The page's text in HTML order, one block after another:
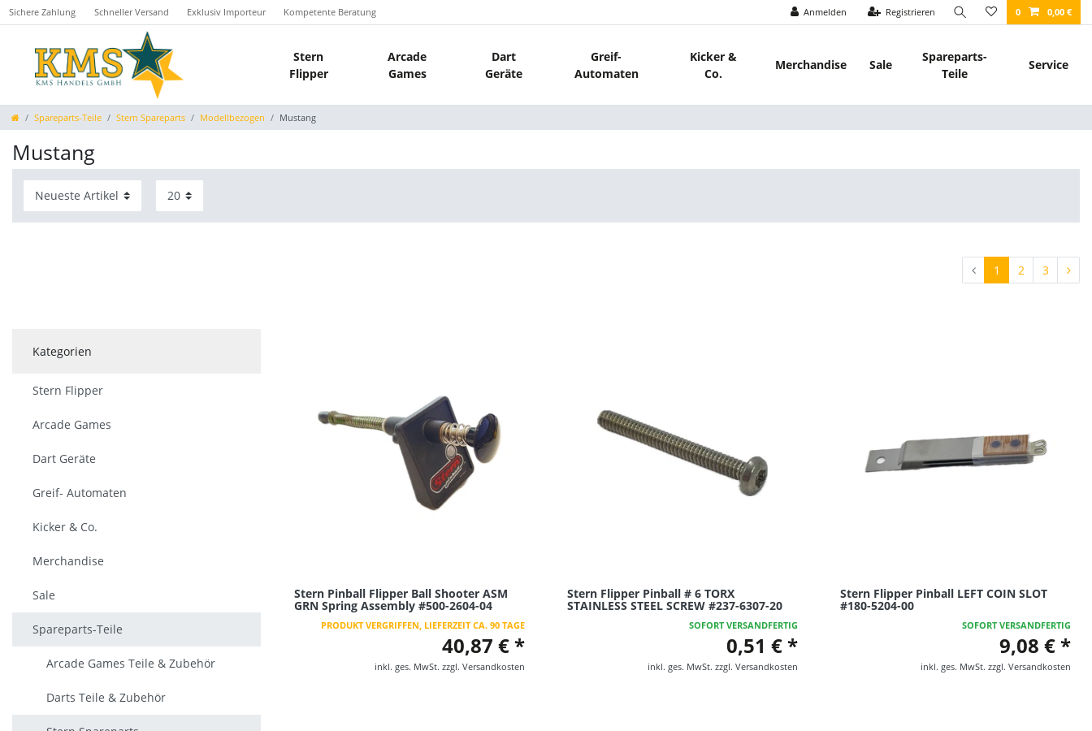
Sichere Zahlung Schneller Versand Exklusiv Importeur Kompetente Beratung Anmelden Registrieren 0 0,00 €
Stern
Flipper
Arcade
Games
Dart
Geräte
Greif-
Automaten
Kicker &
Co.
Merchandise Sale
Spareparts-
Teile
Service
Spareparts-Teile Stern Spareparts Modellbezogen Mustang
Mustang
1 2 3
Kategorien
Stern Flipper
Arcade Games
Dart Geräte
Greif- Automaten
Kicker & Co.
Merchandise
Sale
Spareparts-Teile
Arcade Games Teile & Zubehör
Darts Teile & Zubehör
Stern Pinball Flipper Ball Shooter ASM
GRN Spring Assembly #500-2604-04
PRODUKT VERGRIFFEN, LIEFERZEIT CA. 90 TAGE
40,87 € *
inkl. ges. MwSt. zzgl. Versandkosten
Stern Flipper Pinball # 6 TORX
STAINLESS STEEL SCREW #237-6307-20
SOFORT VERSANDFERTIG
0,51 € *
inkl. ges. MwSt. zzgl. Versandkosten
Stern Flipper Pinball LEFT COIN SLOT
#180-5204-00
SOFORT VERSANDFERTIG
9,08 € *
inkl. ges. MwSt. zzgl. Versandkosten